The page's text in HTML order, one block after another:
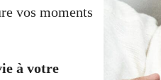
vos moments
à votre